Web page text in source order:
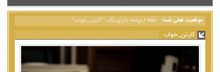
موقعیت فعلی شما : خانه/نوشته دارای تگ : "کارتن_خواب"
کارتن_خواب